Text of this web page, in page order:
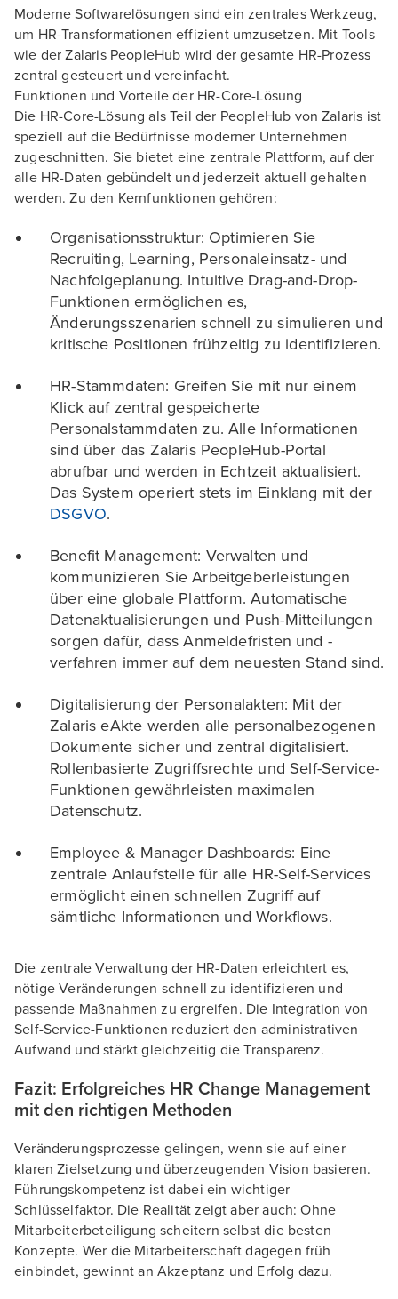
Moderne Softwarelösungen sind ein zentrales Werkzeug,
um HR-Transformationen effizient umzusetzen. Mit Tools
wie der Zalaris PeopleHub wird der gesamte HR-Prozess
zentral gesteuert und vereinfacht.
Funktionen und Vorteile der HR-Core-Lösung
Die HR-Core-Lösung als Teil der PeopleHub von Zalaris ist
speziell auf die Bedürfnisse moderner Unternehmen
zugeschnitten. Sie bietet eine zentrale Plattform, auf der
alle HR-Daten gebündelt und jederzeit aktuell gehalten
werden. Zu den Kernfunktionen gehören:
Organisationsstruktur: Optimieren Sie
Recruiting, Learning, Personaleinsatz- und
Nachfolgeplanung. Intuitive Drag-and-Drop-
Funktionen ermöglichen es,
Änderungsszenarien schnell zu simulieren und
kritische Positionen frühzeitig zu identifizieren.
HR-Stammdaten: Greifen Sie mit nur einem
Klick auf zentral gespeicherte
Personalstammdaten zu. Alle Informationen
sind über das Zalaris PeopleHub-Portal
abrufbar und werden in Echtzeit aktualisiert.
Das System operiert stets im Einklang mit der
DSGVO.
Benefit Management: Verwalten und
kommunizieren Sie Arbeitgeberleistungen
über eine globale Plattform. Automatische
Datenaktualisierungen und Push-Mitteilungen
sorgen dafür, dass Anmeldefristen und -
verfahren immer auf dem neuesten Stand sind.
Digitalisierung der Personalakten: Mit der
Zalaris eAkte werden alle personalbezogenen
Dokumente sicher und zentral digitalisiert.
Rollenbasierte Zugriffsrechte und Self-Service-
Funktionen gewährleisten maximalen
Datenschutz.
Employee & Manager Dashboards: Eine
zentrale Anlaufstelle für alle HR-Self-Services
ermöglicht einen schnellen Zugriff auf
sämtliche Informationen und Workflows.
Die zentrale Verwaltung der HR-Daten erleichtert es,
nötige Veränderungen schnell zu identifizieren und
passende Maßnahmen zu ergreifen. Die Integration von
Self-Service-Funktionen reduziert den administrativen
Aufwand und stärkt gleichzeitig die Transparenz.
Fazit: Erfolgreiches HR Change Management
mit den richtigen Methoden
Veränderungsprozesse gelingen, wenn sie auf einer
klaren Zielsetzung und überzeugenden Vision basieren.
Führungskompetenz ist dabei ein wichtiger
Schlüsselfaktor. Die Realität zeigt aber auch: Ohne
Mitarbeiterbeteiligung scheitern selbst die besten
Konzepte. Wer die Mitarbeiterschaft dagegen früh
einbindet, gewinnt an Akzeptanz und Erfolg dazu.